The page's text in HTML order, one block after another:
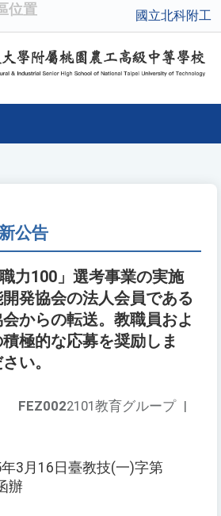
位置 國立北科附工
公告
力100」選考事業の実施
発協会の法人会員である
からの転送。教職員およ
極的な応募を奨励しま
い。
FEZ0022101教育グループ |
3月16日臺教技(一)字第
辦